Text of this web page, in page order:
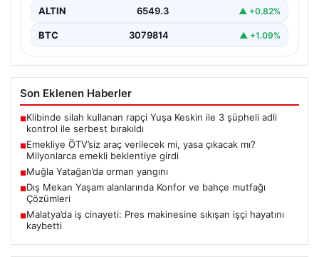
ALTIN 6549.3 ▲ +0.82%
BTC 3079814 ▲ +1.09%
Son Eklenen Haberler
■Klibinde silah kullanan rapçi Yuşa Keskin ile 3 şüpheli adli
kontrol ile serbest bırakıldı
■Emekliye ÖTV’siz araç verilecek mi, yasa çıkacak mı?
Milyonlarca emekli beklentiye girdi
■Muğla Yatağan’da orman yangını
■Dış Mekan Yaşam alanlarında Konfor ve bahçe mutfağı
Çözümleri
■Malatya’da iş cinayeti: Pres makinesine sıkışan işçi hayatını
kaybetti